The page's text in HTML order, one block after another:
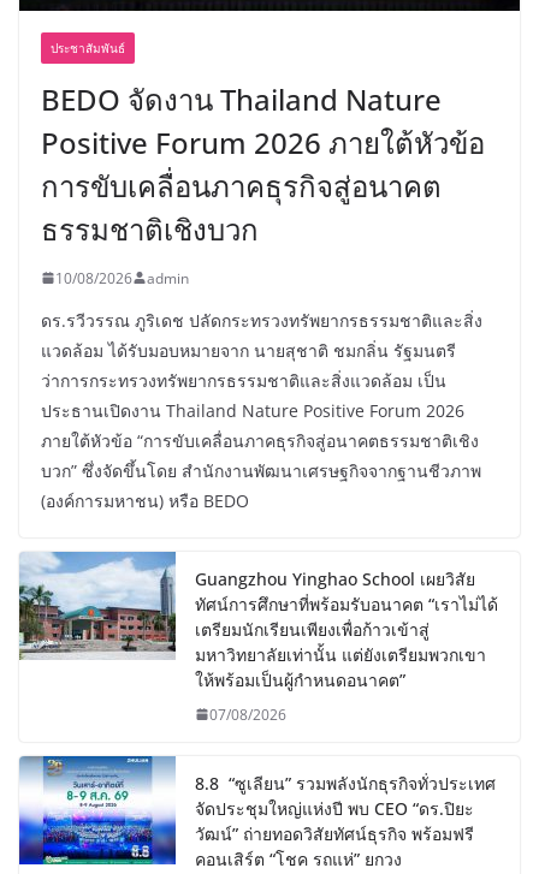
ประชาสัมพันธ์
BEDO จัดงาน Thailand Nature
Positive Forum 2026 ภายใต้หัวข้อ
การขับเคลื่อนภาคธุรกิจสู่อนาคต
ธรรมชาติเชิงบวก
10/08/2026 admin
ดร.รวีวรรณ ภูริเดช ปลัดกระทรวงทรัพยากรธรรมชาติและสิ่ง
แวดล้อม ได้รับมอบหมายจาก นายสุชาติ ชมกลิ่น รัฐมนตรี
ว่าการกระทรวงทรัพยากรธรรมชาติและสิ่งแวดล้อม เป็น
ประธานเปิดงาน Thailand Nature Positive Forum 2026
ภายใต้หัวข้อ “การขับเคลื่อนภาคธุรกิจสู่อนาคตธรรมชาติเชิง
บวก” ซึ่งจัดขึ้นโดย สำนักงานพัฒนาเศรษฐกิจจากฐานชีวภาพ
(องค์การมหาชน) หรือ BEDO
Guangzhou Yinghao School เผยวิสัย
ทัศน์การศึกษาที่พร้อมรับอนาคต “เราไม่ได้
เตรียมนักเรียนเพียงเพื่อก้าวเข้าสู่
มหาวิทยาลัยเท่านั้น แต่ยังเตรียมพวกเขา
ให้พร้อมเป็นผู้กำหนดอนาคต”
07/08/2026
8.8 “ซูเลียน” รวมพลังนักธุรกิจทั่วประเทศ
จัดประชุมใหญ่แห่งปี พบ CEO “ดร.ปิยะ
วัฒน์” ถ่ายทอดวิสัยทัศน์ธุรกิจ พร้อมฟรี
คอนเสิร์ต “โชค รถแห่” ยกวง